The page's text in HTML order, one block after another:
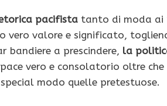
pacifista tanto di moda ai
vero valore e significato,
bandiere a prescindere, la
vero e consolatorio oltre
modo quelle pretestuose.